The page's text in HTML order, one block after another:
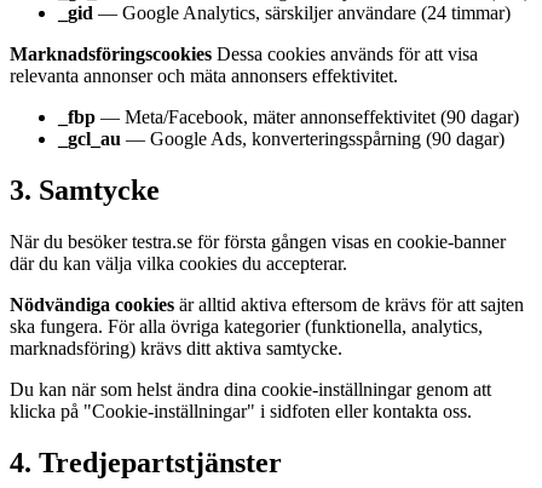
_gid — Google Analytics, särskiljer användare (24 timmar)
Marknadsföringscookies Dessa cookies används för att visa
relevanta annonser och mäta annonsers effektivitet.
_fbp — Meta/Facebook, mäter annonseffektivitet (90 dagar)
_gcl_au — Google Ads, konverteringsspårning (90 dagar)
3. Samtycke
När du besöker testra.se för första gången visas en cookie-banner
där du kan välja vilka cookies du accepterar.
Nödvändiga cookies är alltid aktiva eftersom de krävs för att sajten
ska fungera. För alla övriga kategorier (funktionella, analytics,
marknadsföring) krävs ditt aktiva samtycke.
Du kan när som helst ändra dina cookie-inställningar genom att
klicka på "Cookie-inställningar" i sidfoten eller kontakta oss.
4. Tredjepartstjänster